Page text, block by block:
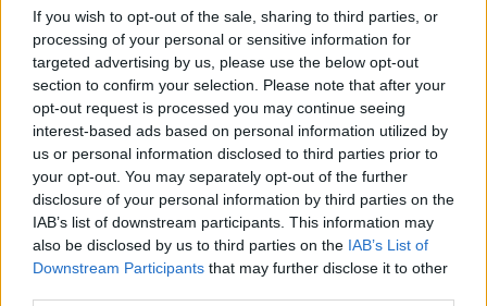
If you wish to opt-out of the sale, sharing to third parties, or
processing of your personal or sensitive information for
targeted advertising by us, please use the below opt-out
section to confirm your selection. Please note that after your
opt-out request is processed you may continue seeing
interest-based ads based on personal information utilized by
us or personal information disclosed to third parties prior to
your opt-out. You may separately opt-out of the further
disclosure of your personal information by third parties on the
IAB’s list of downstream participants. This information may
also be disclosed by us to third parties on the IAB’s List of
Downstream Participants that may further disclose it to other
Abonēt izdevumu
Drukāts izdevums
E-izdevums
Abonēšanas perioda sākums:
2026. gada septembris